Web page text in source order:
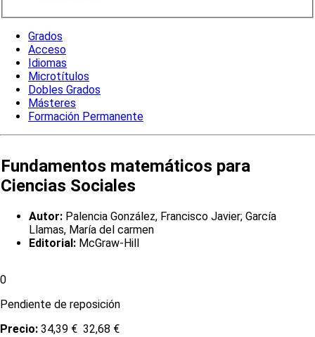
Grados
Acceso
Idiomas
Microtítulos
Dobles Grados
Másteres
Formación Permanente
Fundamentos matemáticos para
Ciencias Sociales
Autor: Palencia González, Francisco Javier; García
Llamas, María del carmen
Editorial: McGraw-Hill
0
Pendiente de reposición
Precio: 34,39 € 32,68 €